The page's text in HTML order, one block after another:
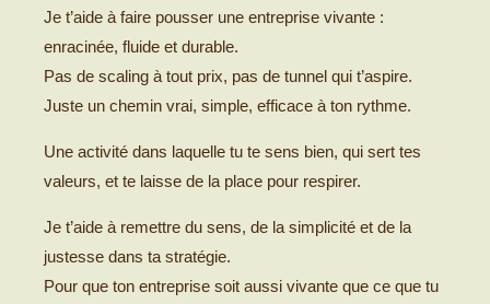
Je t’aide à faire pousser une entreprise vivante :
enracinée, fluide et durable.
Pas de scaling à tout prix, pas de tunnel qui t’aspire.
Juste un chemin vrai, simple, efficace à ton rythme.
Une activité dans laquelle tu te sens bien, qui sert tes
valeurs, et te laisse de la place pour respirer.
Je t’aide à remettre du sens, de la simplicité et de la
justesse dans ta stratégie.
Pour que ton entreprise soit aussi vivante que ce que tu